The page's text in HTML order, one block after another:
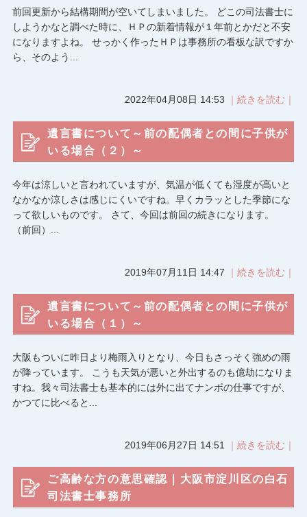
前回更新から結構期間が空いてしまいました。 どこの司法書士に
しようかなと調べた時に、ＨＰの新着情報が１年前とかだと不安
になりますよね。 せっかく作ったＨＰは事務所の看板な訳ですか
ら、そのよう...
2022年04月08日 14:53 ｜続きを読む｜
遺言書について～前の配偶者との間に子供が
いる場合（２）～
今年は涼しいと言われていますが、気温が低くても湿度が高いと
なかなか涼しさは感じにくいですね。早くカラッとした季節にな
って欲しいものです。 さて、今回は前回の続きになります。
（前回）...
2019年07月11日 14:47 ｜続きを読む｜
遺言書について～前の配偶者との間に子供が
いる場合（１）～
大阪もついに昨日より梅雨入りとなり、今日もさっそく強めの雨
が降っています。 こうも天気が悪いと外出するのも億劫になりま
すね。我々司法書士も基本的には外に出てナンボの仕事ですが、
かつてに比べると...
2019年06月27日 14:51 ｜続きを読む｜
ご高齢な方の意思確認｜大阪市淀川区の白石
司法書士事務所